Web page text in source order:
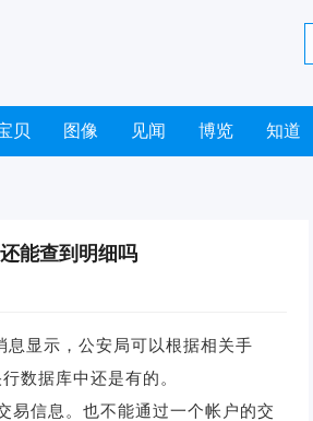
贝 图像 见闻 博览 知道
能查到明细吗
显示，公安局可以根据相关手
数据库中还是有的。
信息。也不能通过一个帐户的交